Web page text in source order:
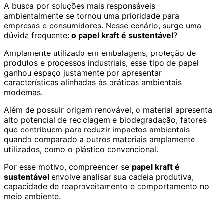
A busca por soluções mais responsáveis
ambientalmente se tornou uma prioridade para
empresas e consumidores. Nesse cenário, surge uma
dúvida frequente: o papel kraft é sustentável?
Amplamente utilizado em embalagens, proteção de
produtos e processos industriais, esse tipo de papel
ganhou espaço justamente por apresentar
características alinhadas às práticas ambientais
modernas.
Além de possuir origem renovável, o material apresenta
alto potencial de reciclagem e biodegradação, fatores
que contribuem para reduzir impactos ambientais
quando comparado a outros materiais amplamente
utilizados, como o plástico convencional.
Por esse motivo, compreender se papel kraft é
sustentável envolve analisar sua cadeia produtiva,
capacidade de reaproveitamento e comportamento no
meio ambiente.